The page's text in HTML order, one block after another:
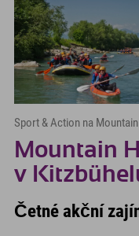
Sport & Action na
Mountain
v
Četné akční